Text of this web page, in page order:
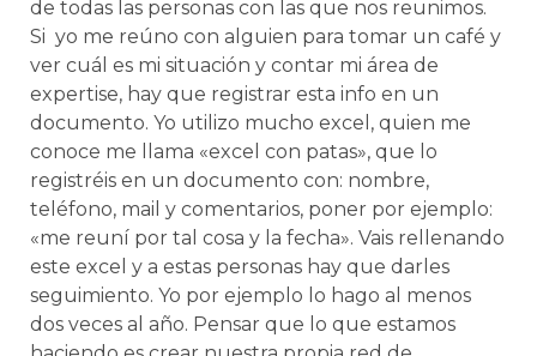
de todas las personas con las que nos reunimos.
Si yo me reúno con alguien para tomar un café y
ver cuál es mi situación y contar mi área de
expertise, hay que registrar esta info en un
documento. Yo utilizo mucho excel, quien me
conoce me llama «excel con patas», que lo
registréis en un documento con: nombre,
teléfono, mail y comentarios, poner por ejemplo:
«me reuní por tal cosa y la fecha». Vais rellenando
este excel y a estas personas hay que darles
seguimiento. Yo por ejemplo lo hago al menos
dos veces al año. Pensar que lo que estamos